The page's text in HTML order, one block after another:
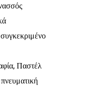
Παστέλ